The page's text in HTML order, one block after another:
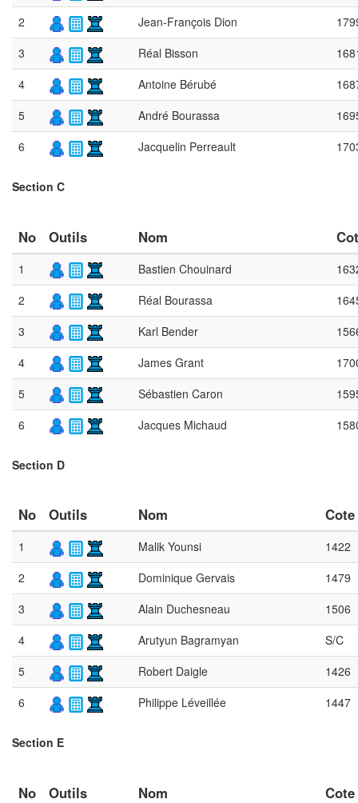
2
Jean-François Dion
3
Réal Bisson
4
Antoine Bérubé
5
André Bourassa
6
Jacquelin Perreault
Section C
No Outils Nom
1 Bastien Chouinard
2
Réal Bourassa
3
Karl Bender
4
James Grant
5
Sébastien Caron
6
Jacques Michaud
Section D
No Outils Nom Cote
1 Malik Younsi
1422
2
Dominique Gervais
1479
3
Alain Duchesneau
1506
4
Arutyun Bagramyan
S/C
5
Robert Daigle
1426
6
Philippe Léveillée 1447
Section E
No Outils Nom Cote